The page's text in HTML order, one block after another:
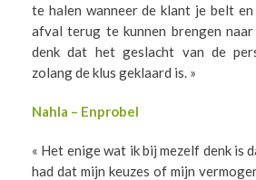
te halen wanneer de klant je belt
afval terug te kunnen brengen
denk dat het geslacht van de
zolang de klus geklaard is. »
Nahla – Enprobel
« Het enige wat ik bij mezelf denk is
had dat mijn keuzes of mijn